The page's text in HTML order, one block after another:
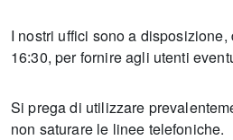
I nostri uffici sono a
16:30, per fornire agli utenti
Si prega di utilizzare
non saturare le linee telefoniche.